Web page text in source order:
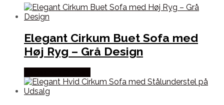
Elegant Cirkum Buet Sofa med
Høj Ryg – Grå Design